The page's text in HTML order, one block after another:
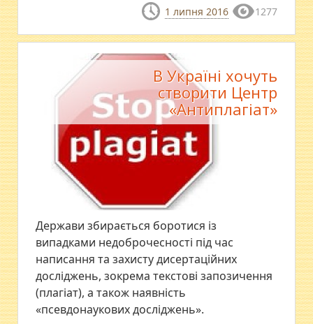
1 липня 2016 1277
В Україні хочуть
створити Центр
«Антиплагіат»
Держави збирається боротися із
випадками недоброчесності під час
написання та захисту дисертаційних
досліджень, зокрема текстові запозичення
(плагіат), а також наявність
«псевдонаукових досліджень».